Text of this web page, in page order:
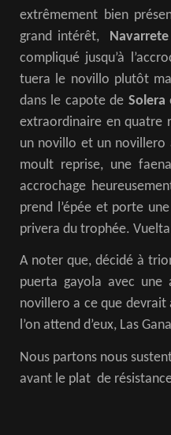
extrêmement bien
grand intérêt, Navarrete
compliqué jusqu’à
tuera le novillo plutôt
dans le capote de Solera
extraordinaire en quatre
un novillo et un novillero
moult reprise, une
accrochage
prend l’épée et porte
privera du trophée.
A noter que, décidé à
puerta gayola avec une
novillero a ce que devrait
l’on attend d’eux, Las
Nous partons nous
avant le plat de